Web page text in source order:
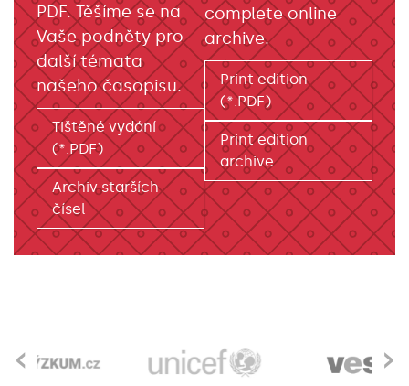
PDF. Těšíme se na
Vaše podněty pro
další témata
našeho časopisu.
Tištěné vydání
(*.PDF)
Archiv starších
čísel
complete online
archive.
Print edition
(*.PDF)
Print edition
archive
›
‹